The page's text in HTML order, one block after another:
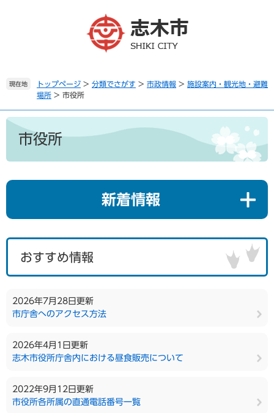
。
て
本
現在地 トップページ > 分類でさがす > 市政情報 > 施設案内・観光地・避難
場所 > 市役所
本
市役所
新着情報
おすすめ情報
2026年7月28日更新
市庁舎へのアクセス方法
2026年4月1日更新
志木市役所庁舎内における昼食販売について
2022年9月12日更新
市役所各所属の直通電話番号一覧